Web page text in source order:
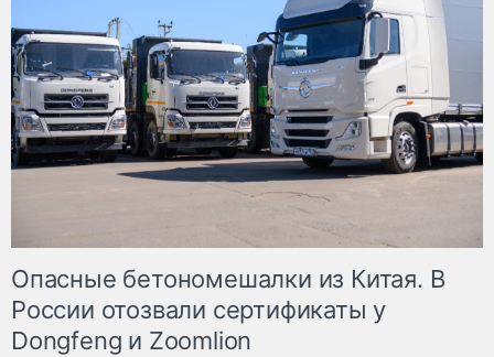
Опасные бетономешалки из Китая. В
России отозвали сертификаты у
Dongfeng и Zoomlion